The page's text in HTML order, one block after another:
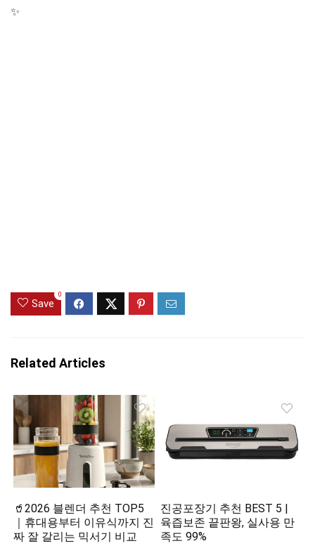
✨
Save
0
Related Articles
🥤2026 블렌더 추천 TOP5
｜휴대용부터 이유식까지 진
짜 잘 갈리는 믹서기 비교
진공포장기 추천 BEST 5 |
육즙보존 끝판왕, 실사용 만
족도 99%